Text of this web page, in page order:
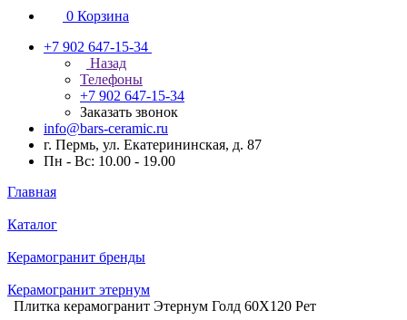
0 Корзина
+7 902 647-15-34
Назад
Телефоны
+7 902 647-15-34
Заказать звонок
info@bars-ceramic.ru
г. Пермь, ул. Екатерининская, д. 87
Пн - Вс: 10.00 - 19.00
Главная
Каталог
Керамогранит бренды
Керамогранит этернум
Плитка керамогранит Этернум Голд 60X120 Рет